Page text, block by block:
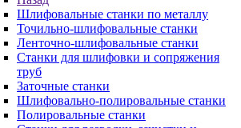
Шлифовальные станки по металлу
Точильно-шлифовальные станки
Ленточно-шлифовальные станки
Станки для шлифовки и сопряжения
труб
Заточные станки
Шлифовально-полировальные станки
Полировальные станки